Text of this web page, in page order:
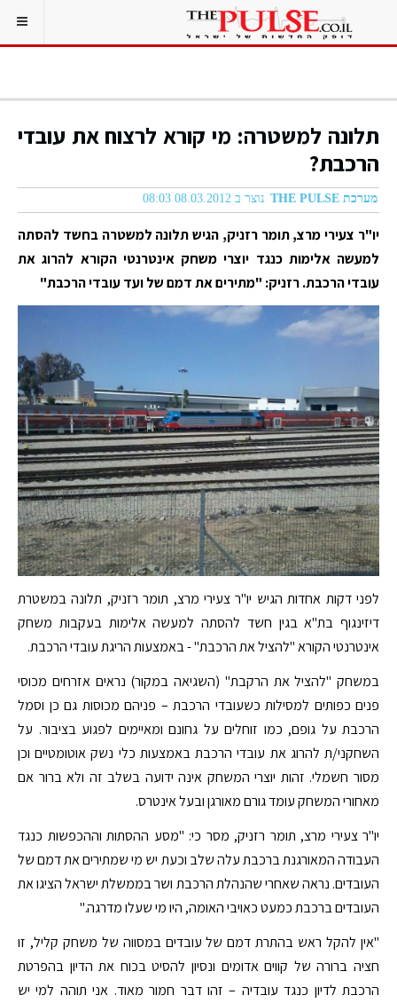
תלונה למשטרה: מי קורא לרצוח את עובדי
הרכבת?
מערכת THE PULSE נוצר ב 08.03.2012 08:03
‫יו"ר צעירי מרצ, תומר רזניק, הגיש תלונה למשטרה בחשד להסתה
למעשה אלימות כנגד יוצרי משחק אינטרנטי הקורא להרוג את
עובדי הרכבת‬‬. רזניק: ‫‫"מתירים את דמם של ועד עובדי הרכבת"‬‬
לפני דקות אחדות הגיש יו"ר צעירי מרצ, תומר רזניק, תלונה במשטרת
דיזינגוף בת"א בגין חשד להסתה למעשה אלימות בעקבות משחק
אינטרנטי הקורא "להציל את הרכבת" - באמצעות הריגת עובדי הרכבת.‬‬
‫‫במשחק "להציל את הרקבת" (השגיאה במקור) נראים אזרחים מכוסי
פנים כפותים למסילות כשעובדי הרכבת – פניהם מכוסות גם כן וסמל
הרכבת על גופם, כמו זוחלים על גחונם ומאיימים לפגוע בציבור. על
השחקני/ת להרוג את עובדי הרכבת באמצעות כלי נשק אוטומטיים וכן
מסור חשמלי. זהות יוצרי המשחק אינה ידועה בשלב זה ולא ברור אם
מאחורי המשחק עומד גורם מאורגן ובעל אינטרס.‬‬
‫‫יו"ר צעירי מרצ, תומר רזניק, מסר כי: "מסע ההסתות וההכפשות כנגד
העבודה המאורגנת ברכבת עלה שלב וכעת יש מי שמתירים את דמם של
העובדים. נראה שאחרי שהנהלת הרכבת ושר בממשלת ישראל הציגו את
העובדים ברכבת כמעט כאויבי האומה, היו מי שעלו מדרגה."
"אין להקל ראש בהתרת דמם של עובדים במסווה של משחק קליל, זו
חציה ברורה של קווים אדומים ונסיון להסיט בכוח את הדיון בהפרטת
הרכבת לדיון כנגד עובדיה – זהו דבר חמור מאוד. אני תוהה למי יש